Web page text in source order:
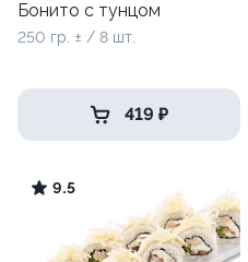
Бонито с тунцом
250 гр. ± / 8 шт.
419 ₽
9.5